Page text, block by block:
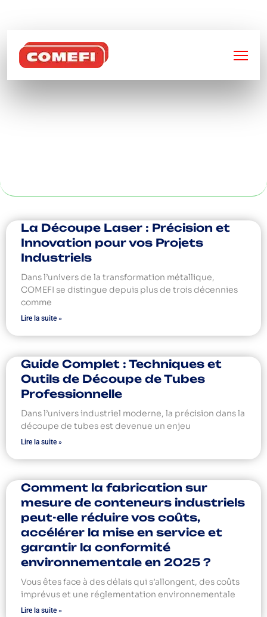
INDUSTRIE DE
La Découpe Laser : Précision et
Innovation pour vos Projets
Industriels
Dans l’univers de la transformation métallique,
COMEFI se distingue depuis plus de trois décennies
comme
Lire la suite »
Guide Complet : Techniques et
Outils de Découpe de Tubes
Professionnelle
Dans l’univers industriel moderne, la précision dans la
découpe de tubes est devenue un enjeu
Lire la suite »
Comment la fabrication sur
mesure de conteneurs industriels
peut-elle réduire vos coûts,
accélérer la mise en service et
garantir la conformité
environnementale en 2025 ?
Vous êtes face à des délais qui s’allongent, des coûts
imprévus et une réglementation environnementale
Lire la suite »